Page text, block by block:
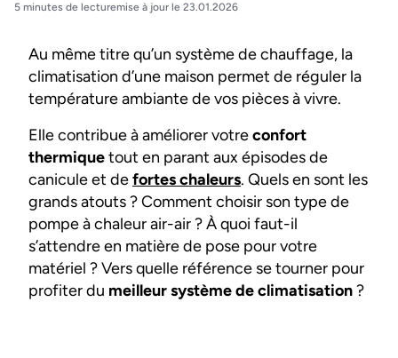
5 minutes de lecturemise à jour le 23.01.2026
Au même titre qu’un système de chauffage, la
climatisation d’une maison permet de réguler la
température ambiante de vos pièces à vivre.
Elle contribue à améliorer votreconfort
thermiquetout en parant aux épisodes de
canicule et defortes chaleurs. Quels en sont les
grands atouts ? Comment choisir son type de
pompe à chaleur air-air ? À quoi faut-il
s’attendre en matière de pose pour votre
matériel ? Vers quelle référence se tourner pour
profiter du meilleur système de climatisation?